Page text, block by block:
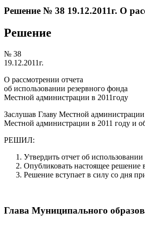
Решение № 38 19.12.2011г. О
Решение
№ 38
19.12.2011г.
О рассмотрении отчета
об использовании резервного фонда
Местной администрации в 2011году
Заслушав Главу Местной
Местной администрации в 2011 году и
РЕШИЛ:
Утвердить отчет об
Опубликовать настоящее решение
Решение вступает в силу со дня
Глава Муниципального